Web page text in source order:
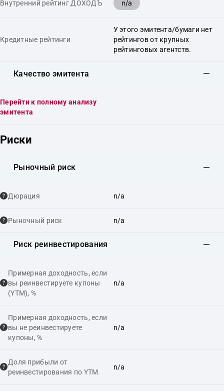
Внутренний рейтинг ДОХОДЪ n/a
Кредитные рейтинги
У этого эмитента/бумаги нет
рейтингов от крупных
рейтинговых агентств.
Качество эмитента
Перейти к полному анализу
эмитента
Риски
Рыночный риск
Дюрация n/a
Рыночный риск n/a
Риск реинвестирования
Примерная доходность, если
вы реинвестируете купоны
(YTM), %
n/a
Примерная доходность, если
вы не реинвестируете
купоны, %
n/a
Доля прибыли от
реинвестирования по YTM
n/a